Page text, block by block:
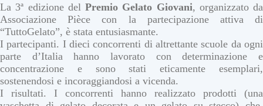
La 3ª edizione del Premio Gelato Giovani, organizzato da
Associazione Pièce con la partecipazione attiva di
“TuttoGelato”, è stata entusiasmante.
I partecipanti. I dieci concorrenti di altrettante scuole da ogni
parte d’Italia hanno lavorato con determinazione e
concentrazione e sono stati eticamente esemplari,
sostenendosi e incoraggiandosi a vicenda.
I risultati. I concorrenti hanno realizzato prodotti (una